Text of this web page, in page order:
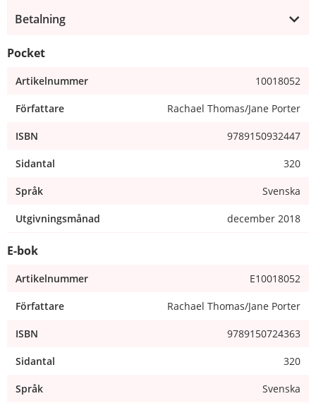
Betalning
Pocket
Artikelnummer 10018052
Författare Rachael Thomas/Jane Porter
ISBN 9789150932447
Sidantal 320
Språk Svenska
Utgivningsmånad december 2018
E-bok
Artikelnummer E10018052
Författare Rachael Thomas/Jane Porter
ISBN 9789150724363
Sidantal 320
Språk Svenska